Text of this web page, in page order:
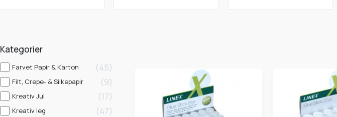
Kategorier
Farvet Papir & Karton 45
Filt, Crepe- & Silkepapir 9
Kreativ Jul 17
Kreativ leg 47